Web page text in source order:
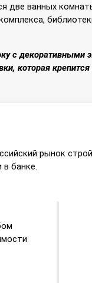
две ванных
с декоративными
которая
рынок
банке.